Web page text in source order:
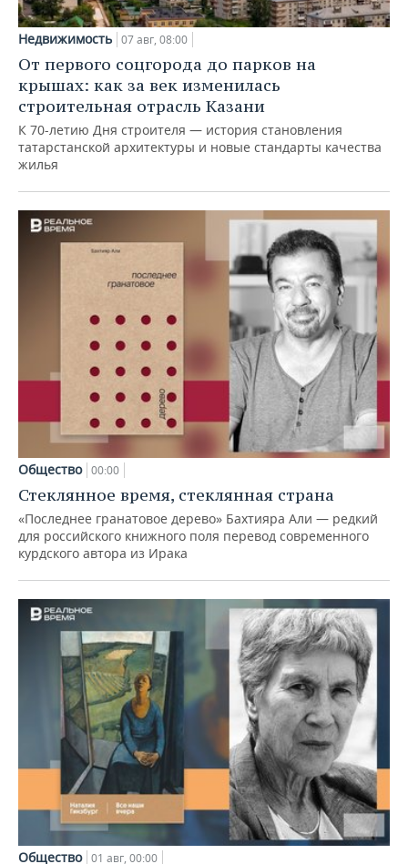
Недвижимость 07 авг, 08:00
От первого соцгорода до парков на
крышах: как за век изменилась
строительная отрасль Казани
К 70-летию Дня строителя — история становления
татарстанской архитектуры и новые стандарты качества
жилья
Общество 00:00
Стеклянное время, стеклянная страна
«Последнее гранатовое дерево» Бахтияра Али — редкий
для российского книжного поля перевод современного
курдского автора из Ирака
Общество 01 авг, 00:00